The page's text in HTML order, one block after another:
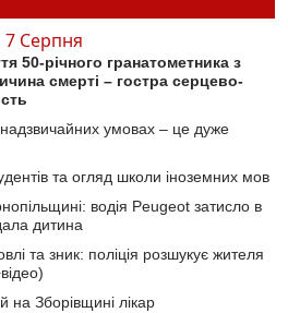
7 Серпня
50-річного гранатометника з
смерті – гостра серцево-
умовах – це дуже
та огляд школи іноземних мов
водія Peugeot затисло в
дитина
та зник: поліція розшукує жителя
на Зборівщині лікар